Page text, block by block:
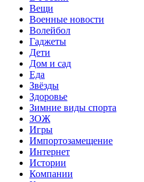
Вещи
Военные новости
Волейбол
Гаджеты
Дети
Дом и сад
Еда
Звёзды
Здоровье
Зимние виды спорта
ЗОЖ
Игры
Импортозамещение
Интернет
Истории
Компании